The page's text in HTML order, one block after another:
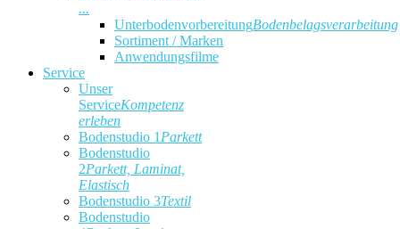
...
UnterbodenvorbereitungBodenbelagsverarbeitung
Sortiment / Marken
Anwendungsfilme
Service
Unser
ServiceKompetenz
erleben
Bodenstudio 1 Parkett
Bodenstudio
2Parkett, Laminat,
Elastisch
Bodenstudio 3Textil
Bodenstudio